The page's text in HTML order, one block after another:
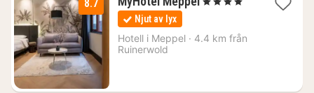
8.7
1386
Njut av lyx
Hotell i Meppel · 4.4 km från
Ruinerwold